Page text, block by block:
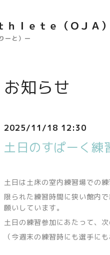
ｌｅｔｅ（ＯＪＡ）
ーと）ー
お知らせ
2025/11/18 12:30
土日のすぱーく練
土日は土床の室内練習場での練
限られた練習時間に狭い館内
願いしています。
土日の練習参加にあたって、
（今週末の練習時にも選手にも